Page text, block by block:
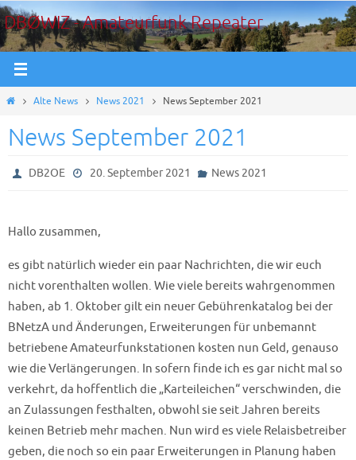
Zum
Inhalt
springen
DBØWIZ - Amateurfunk Repeater
StartAlte News News 2021 News September 2021
News September 2021
DB2OE 20. September 2021 News 2021
Hallo zusammen,
es gibt natürlich wieder ein paar Nachrichten, die wir euch
nicht vorenthalten wollen. Wie viele bereits wahrgenommen
haben, ab 1. Oktober gilt ein neuer Gebührenkatalog bei der
BNetzA und Änderungen, Erweiterungen für unbemannt
betriebene Amateurfunkstationen kosten nun Geld, genauso
wie die Verlängerungen. In sofern finde ich es gar nicht mal so
verkehrt, da hoffentlich die „Karteileichen“ verschwinden, die
an Zulassungen festhalten, obwohl sie seit Jahren bereits
keinen Betrieb mehr machen. Nun wird es viele Relaisbetreiber
geben, die noch so ein paar Erweiterungen in Planung haben